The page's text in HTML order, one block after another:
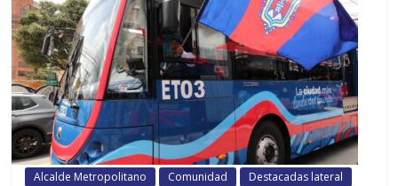
Alcalde Metropolitano Comunidad
Destacadas lateral